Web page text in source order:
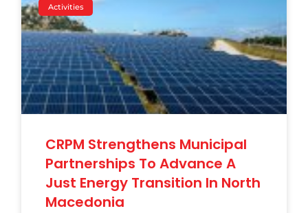
Activities
CRPM Strengthens Municipal
Partnerships To Advance A
Just Energy Transition In North
Macedonia